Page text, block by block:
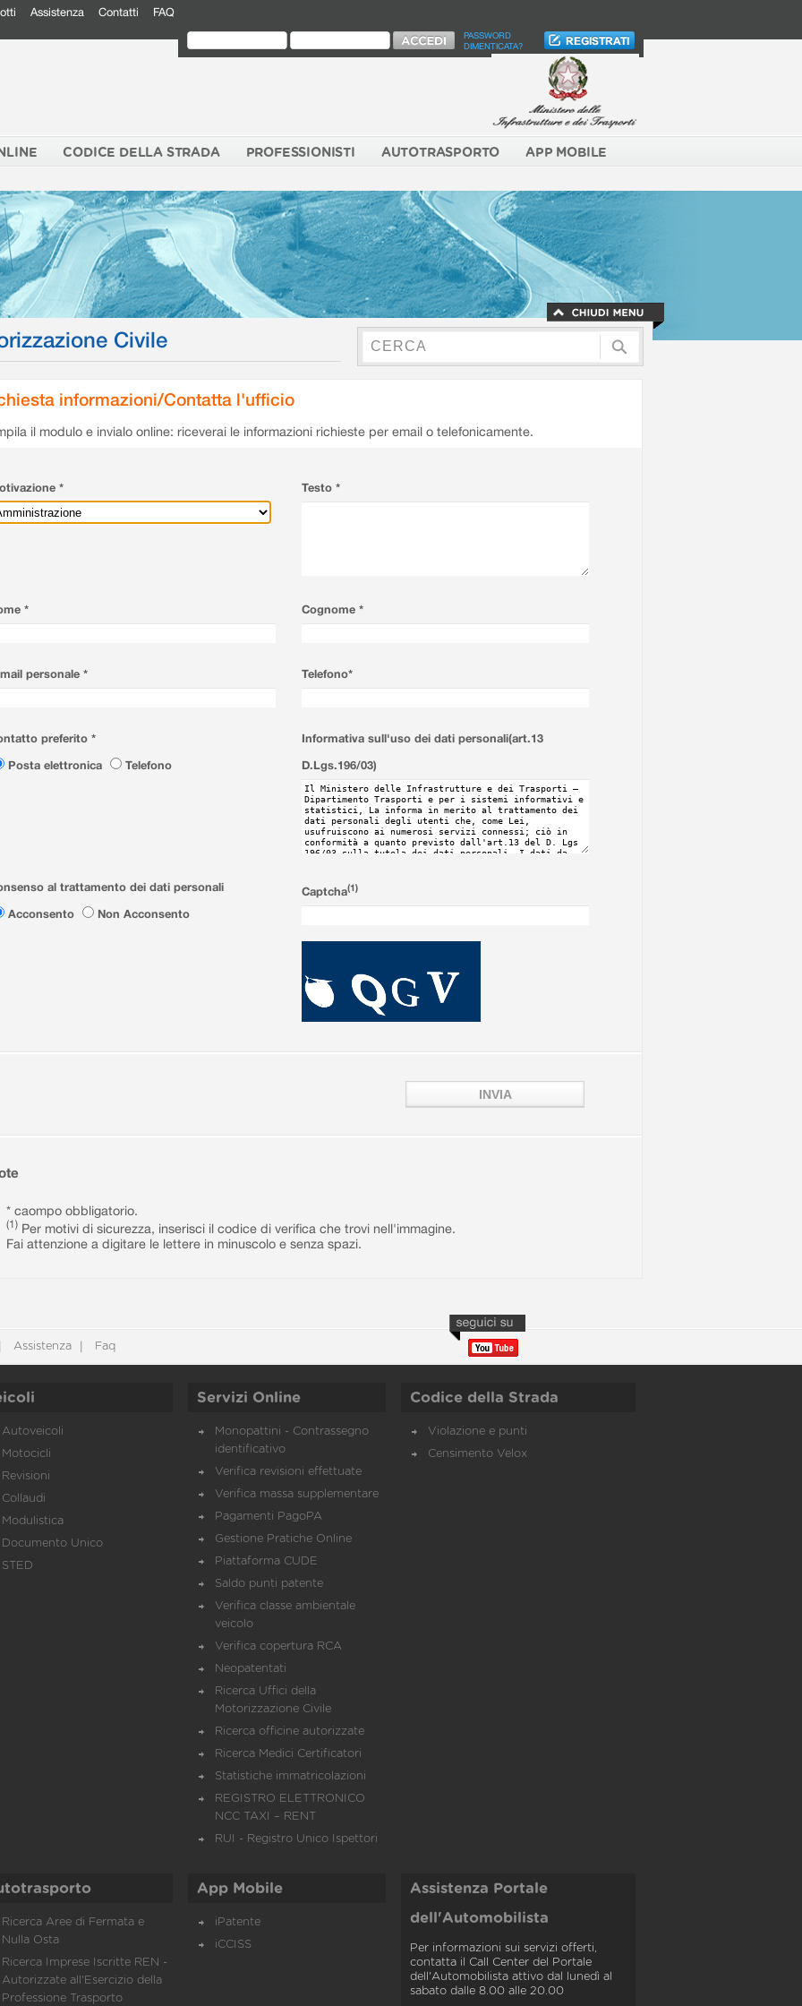
Assistenza Contatti FAQ
PASSWORD
DIMENTICATA?
CODICE DELLA STRADA PROFESSIONISTI AUTOTRASPORTO APP MOBILE
Civile
informazioni/Contatta l'ufficio
il modulo e invialo online: riceverai le informazioni richieste per email o telefonicamente.
* Testo *
* Cognome *
personale * Telefono*
preferito *
Posta elettronica
Telefono
Informativa sull'uso dei dati personali(art.13
D.Lgs.196/03)
al trattamento dei dati personali
Acconsento
Non Acconsento
Captcha(1)
* caompo obbligatorio.
(1) Per motivi di sicurezza, inserisci il codice di verifica che trovi nell'immagine.
Fai attenzione a digitare le lettere in minuscolo e senza spazi.
Assistenza Faq
Autoveicoli
Motocicli
Revisioni
Collaudi
Modulistica
Documento Unico
STED
Servizi Online
Monopattini - Contrassegno
identificativo
Verifica revisioni effettuate
Verifica massa supplementare
Pagamenti PagoPA
Gestione Pratiche Online
Piattaforma CUDE
Saldo punti patente
Verifica classe ambientale
veicolo
Verifica copertura RCA
Neopatentati
Ricerca Uffici della
Motorizzazione Civile
Ricerca officine autorizzate
Ricerca Medici Certificatori
Statistiche immatricolazioni
REGISTRO ELETTRONICO
NCC TAXI – RENT
RUI - Registro Unico Ispettori
Codice della Strada
Violazione e punti
Censimento Velox
Ricerca Aree di Fermata e
Nulla Osta
Ricerca Imprese Iscritte REN -
Autorizzate all'Esercizio della
Professione Trasporto
App Mobile
iPatente
iCCISS
Assistenza Portale
dell'Automobilista
Per informazioni sui servizi offerti,
contatta il Call Center del Portale
dell'Automobilista attivo dal lunedì al
sabato dalle 8.00 alle 20.00